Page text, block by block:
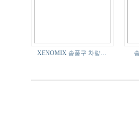
XENOMIX 송풍구 차량…